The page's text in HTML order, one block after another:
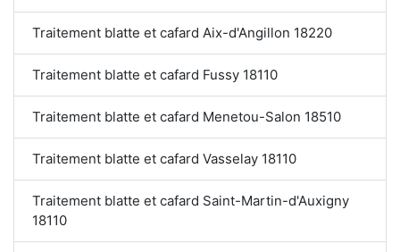
Traitement blatte et cafard Aix-d'Angillon 18220
Traitement blatte et cafard Fussy 18110
Traitement blatte et cafard Menetou-Salon 18510
Traitement blatte et cafard Vasselay 18110
Traitement blatte et cafard Saint-Martin-d'Auxigny
18110